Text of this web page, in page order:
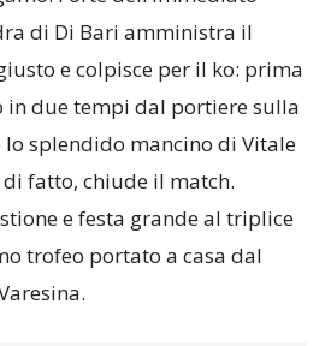
Forte dell’immediato
di Di Bari amministra il
e colpisce per il ko: prima
in due tempi dal portiere sulla
lo splendido mancino di Vitale
e festa grande al triplice
trofeo portato a casa dal